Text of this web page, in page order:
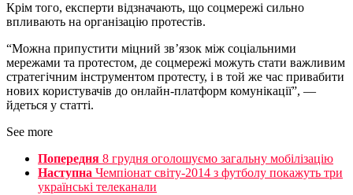
Крім того, експерти відзначають, що соцмережі сильно
впливають на організацію протестів.
“Можна припустити міцний зв’язок між соціальними
мережами та протестом, де соцмережі можуть стати важливим
стратегічним інструментом протесту, і в той же час привабити
нових користувачів до онлайн-платформ комунікації”, —
йдеться у статті.
See more
Попередня 8 грудня оголошуємо загальну мобілізацію
Наступна Чемпіонат світу-2014 з футболу покажуть три
українські телеканали